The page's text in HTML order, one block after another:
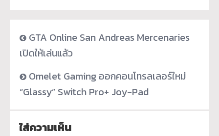
GTA Online San Andreas Mercenaries
เปิดให้เล่นแล้ว
Omelet Gaming ออกคอนโทรลเลอร์ใหม่
“Glassy” Switch Pro+ Joy-Pad
ใส่ความเห็น